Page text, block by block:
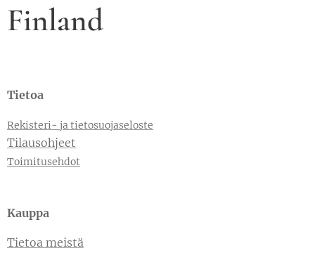
Finland
Tietoa
Rekisteri- ja tietosuojaseloste
Tilausohjeet
Toimitusehdot
Kauppa
Tietoa meistä